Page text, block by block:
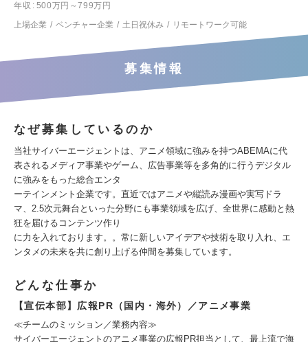
年収
500万円～799万円
上場企業
ベンチャー企業 土日祝休み リモートワーク可能
募集情報
なぜ募集しているのか
当社サイバーエージェントは、アニメ領域に強みを持つABEMAに代
表されるメディア事業やゲーム、広告事業等を多角的に行うデジタル
に強みをもった総合エンタ
ーテインメント企業です。直近ではアニメや縦読み漫画や実写ドラ
マ、2.5次元舞台といった分野にも事業領域を広げ、全世界に感動と熱
狂を届けるコンテンツ作り
に力を入れております。。常に新しいアイデアや技術を取り入れ、エ
ンタメの未来を共に創り上げる仲間を募集しています。
どんな仕事か
【宣伝本部】広報PR（国内・海外）／アニメ事業
≪チームのミッション／業務内容≫
サイバーエージェントのアニメ事業の広報PR担当として、最上流で海